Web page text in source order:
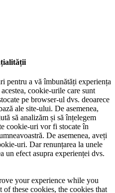
pentru a vă îmbunătăți experiența
cookie-urile care sunt
pe browser-ul dvs. deoarece
ale site-ului. De asemenea,
să analizăm și să înțelegem
cookie-uri vor fi stocate în
De asemenea, aveți
uri. Dar renunțarea la unele
un efect asupra experienței dvs.
your experience while you
these cookies, the cookies that